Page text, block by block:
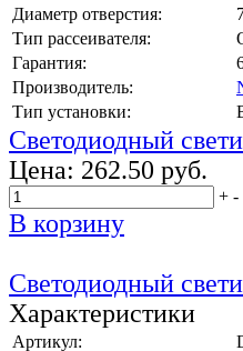
Диаметр отверстия:
Тип рассеивателя:
Гарантия:
Производитель:
Тип установки:
Светодиодный
Цена: 262.50 руб.
+ -
В корзину
Светодиодный
Характеристики
Артикул: